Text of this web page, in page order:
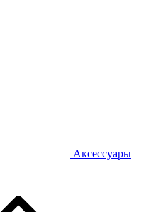
Аксессуары